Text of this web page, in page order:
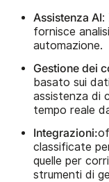
Assistenza AI:
fornisce
automazione.
Gestione dei
basato sui
assistenza di
tempo reale
Integrazioni:
classificate
quelle per
strumenti di